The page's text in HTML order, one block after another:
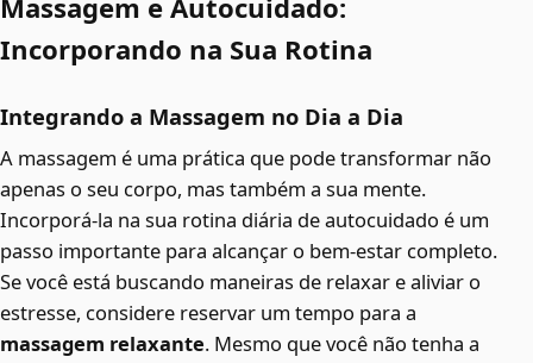
Massagem e Autocuidado:
Incorporando na Sua Rotina
Integrando a Massagem no Dia a Dia
A massagem é uma prática que pode transformar não
apenas o seu corpo, mas também a sua mente.
Incorporá-la na sua rotina diária de autocuidado é um
passo importante para alcançar o bem-estar completo.
Se você está buscando maneiras de relaxar e aliviar o
estresse, considere reservar um tempo para a
massagem relaxante. Mesmo que você não tenha a